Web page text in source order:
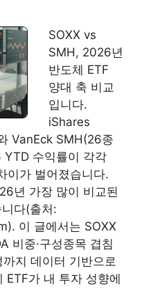
SOXX vs
SMH, 2026년
반도체 ETF
양대 축 비교
입니다.
iShares
VanEck SMH(26종
YTD 수익률이 각각
이가 벌어졌습니다.
년 가장 많이 비교된
다(출처:
이 글에서는 SOXX
비중·구성종목 겹침
까지 데이터 기반으로
ETF가 내 투자 성향에